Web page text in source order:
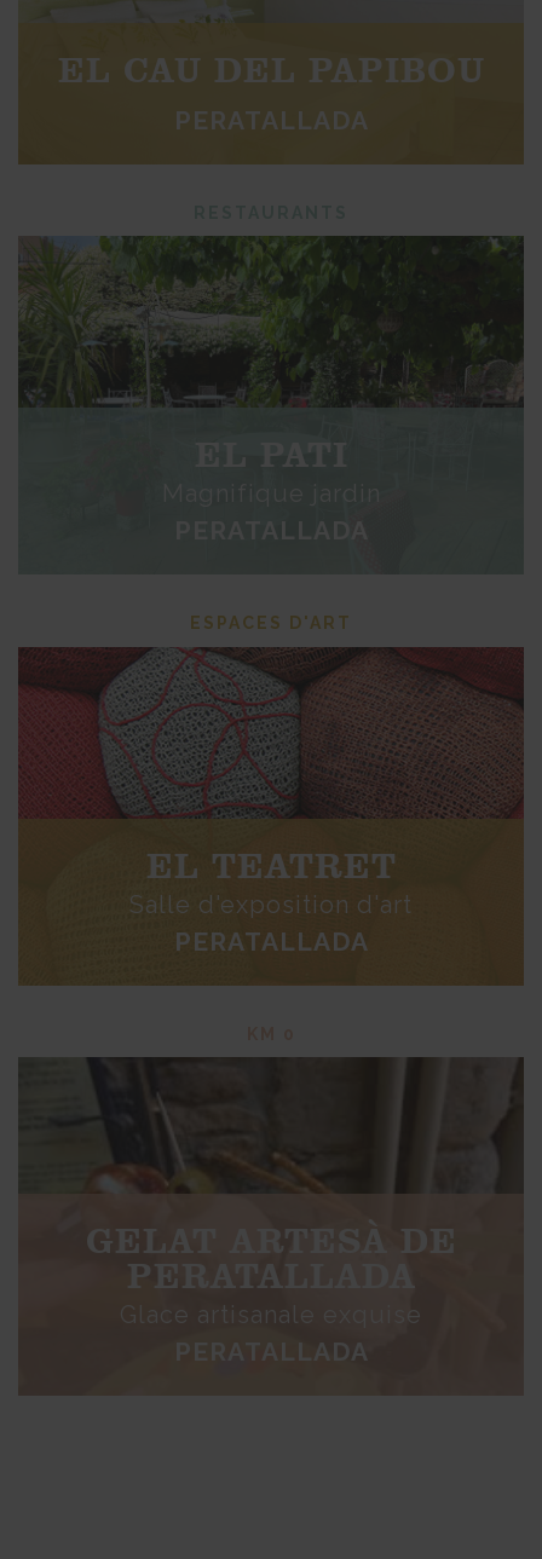
EL CAU DEL PAPIBOU
PERATALLADA
EL PATI
PERATALLADA
ESPACES D'ART
EL TEATRET
Salle d'exposition d'art
PERATALLADA
GELAT ARTESÀ DE
PERATALLADA
Glace artisanale exquise
PERATALLADA